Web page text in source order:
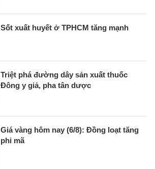
Sốt xuất huyết ở TPHCM tăng mạnh
Triệt phá đường dây sản xuất thuốc
Đông y giả, pha tân dược
Giá vàng hôm nay (6/8): Đồng loạt tăng
phi mã